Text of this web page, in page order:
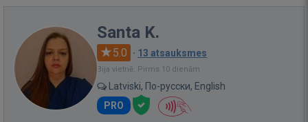
Santa K.
5.0 · 13 atsauksmes
Bija vietnē: Pirms 10 dienām
Latviski, По-русски, English
PRO